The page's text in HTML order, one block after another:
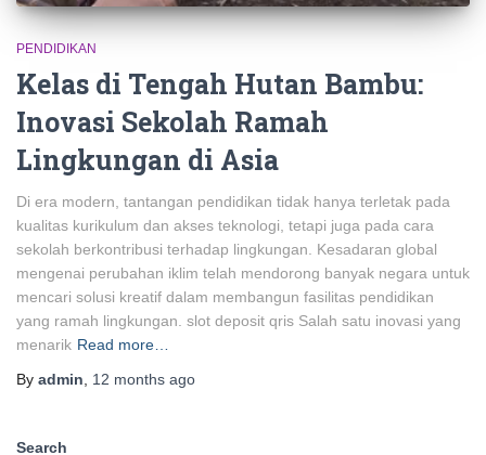
PENDIDIKAN
Kelas di Tengah Hutan Bambu:
Inovasi Sekolah Ramah
Lingkungan di Asia
Di era modern, tantangan pendidikan tidak hanya terletak pada
kualitas kurikulum dan akses teknologi, tetapi juga pada cara
sekolah berkontribusi terhadap lingkungan. Kesadaran global
mengenai perubahan iklim telah mendorong banyak negara untuk
mencari solusi kreatif dalam membangun fasilitas pendidikan
yang ramah lingkungan. slot deposit qris Salah satu inovasi yang
menarik Read more…
By admin 12 months ago
Search